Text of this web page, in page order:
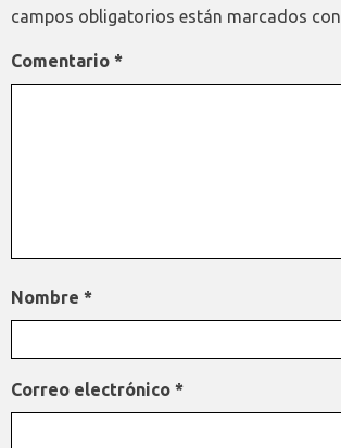
campos obligatorios están marcados con
Comentario *
Nombre *
Correo electrónico *